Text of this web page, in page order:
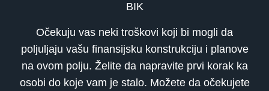
BIK
Očekuju vas neki troškovi koji bi mogli da
poljuljaju vašu finansijsku konstrukciju i planove
na ovom polju. Želite da napravite prvi korak ka
osobi do koje vam je stalo. Možete da očekujete